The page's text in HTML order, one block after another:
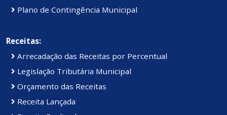
Plano de Contingência Municipal
Receitas:
Arrecadação das Receitas por Percentual
Legislação Tributária Municipal
Orçamento das Receitas
Receita Lançada